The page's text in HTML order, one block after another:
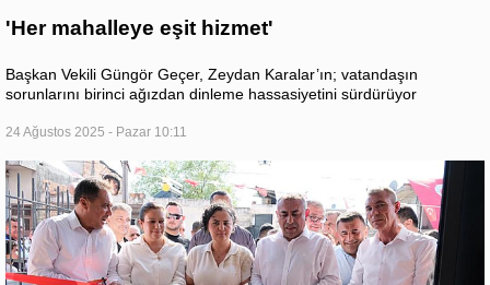
'Her mahalleye eşit hizmet'
Başkan Vekili Güngör Geçer, Zeydan Karalar’ın; vatandaşın
sorunlarını birinci ağızdan dinleme hassasiyetini sürdürüyor
24 Ağustos 2025 - Pazar 10:11